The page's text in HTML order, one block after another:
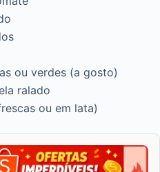
ou verdes (a gosto)
ralado
ou em lata)